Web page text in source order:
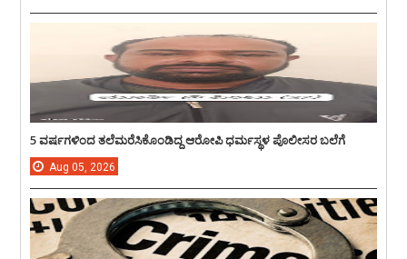
5 ವರ್ಷಗಳಿಂದ ತಲೆಮರೆಸಿಕೊಂಡಿದ್ದ ಆರೋಪಿ ಧರ್ಮಸ್ಥಳ ಪೊಲೀಸರ ಬಲೆಗೆ
Aug 05, 2026